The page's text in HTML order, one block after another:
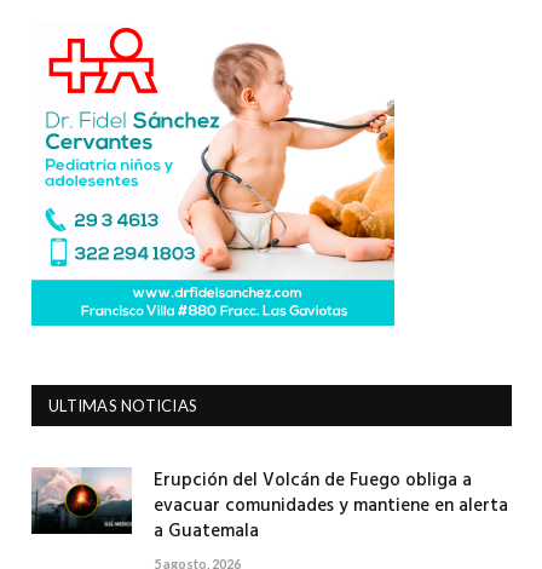
ULTIMAS NOTICIAS
Erupción del Volcán de Fuego obliga a
evacuar comunidades y mantiene en alerta
a Guatemala
5 agosto, 2026